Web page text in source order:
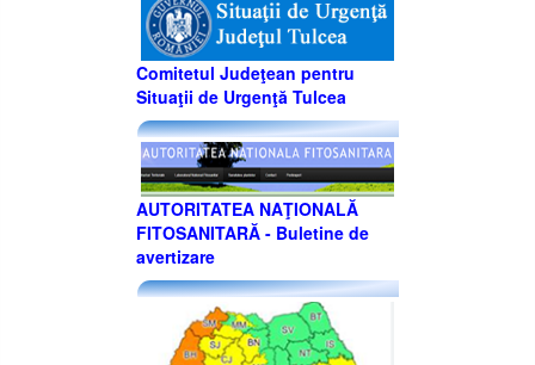
Comitetul Judeţean pentru
Situaţii de Urgenţă Tulcea
AUTORITATEA NAŢIONALĂ
FITOSANITARĂ - Buletine de
avertizare